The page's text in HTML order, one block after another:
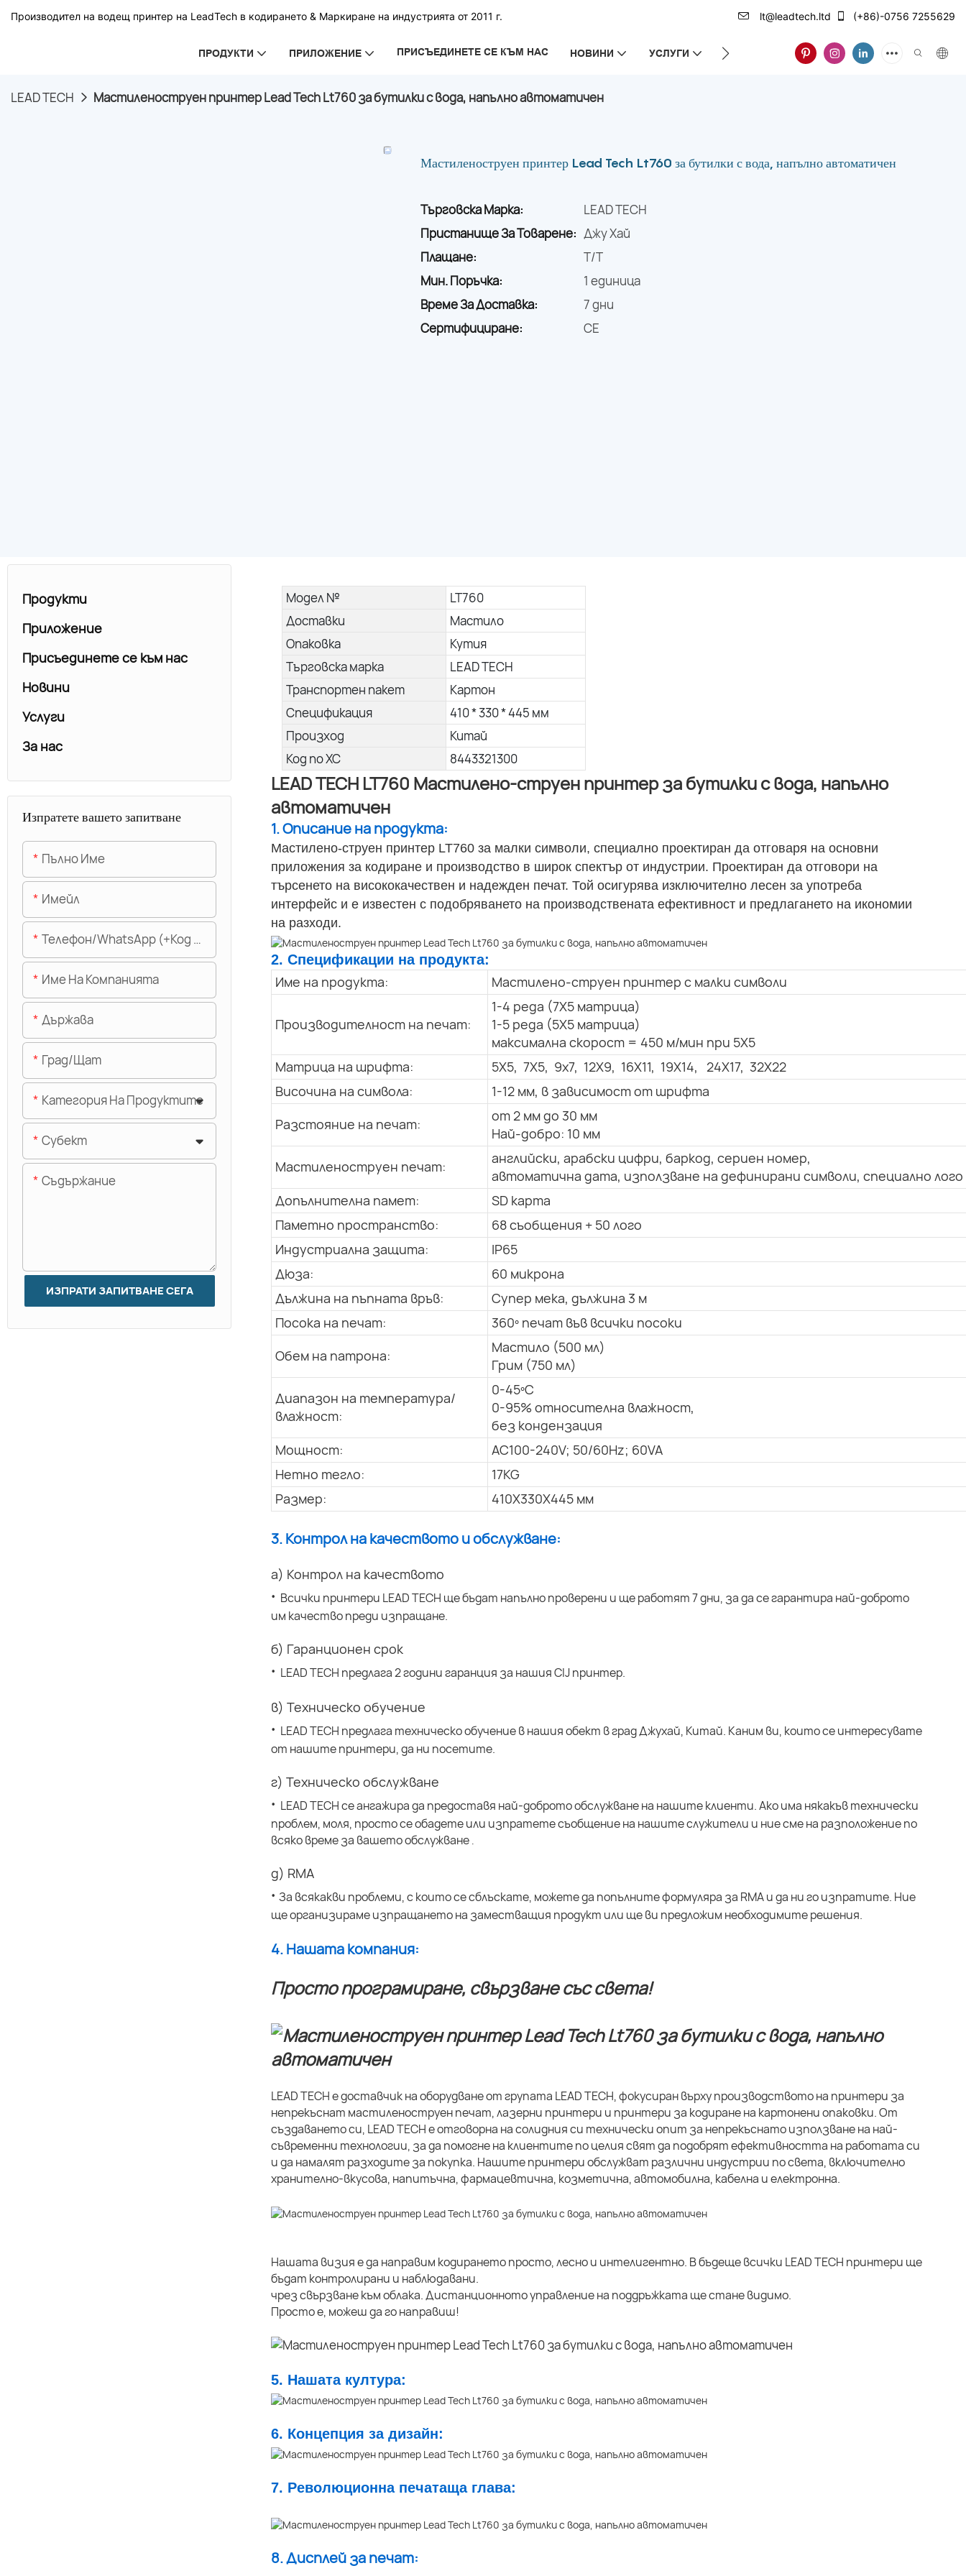
Производител на водещ принтер на LeadTech в кодирането & Маркиране на индустрията от 2011 г. lt@leadtech.ltd (+86)-0756 7255629
ПРОДУКТИ ПРИЛОЖЕНИЕ ПРИСЪЕДИНЕТЕ СЕ КЪМ НАС НОВИНИ УСЛУГИ ЗА НАС
LEAD TECH Мастиленоструен принтер Lead Tech Lt760 за бутилки с вода, напълно автоматичен
Мастиленоструен принтер Lead Tech Lt760 за бутилки с вода, напълно автоматичен
Търговска Марка:
LEAD TECH
Пристанище За Товарене: Джу Хай
Плащане:
T/T
Мин. Поръчка:
1 единица
Време За Доставка:
7 дни
Сертифициране:
CE
Модел №
LT760
Доставки
Мастило
Опаковка
Кутия
Търговска марка
LEAD TECH
Транспортен пакет
Картон
Спецификация
410 * 330 * 445 мм
Произход
Китай
Код по ХС
8443321300
LEAD TECH LT760 Мастилено-струен принтер за бутилки с вода, напълно
автоматичен
1. Описание на продукта:
Мастилено-струен принтер LT760 за малки символи, специално проектиран да отговаря на основни
приложения за кодиране и производство в широк спектър от индустрии. Проектиран да отговори на
търсенето на висококачествен и надежден печат. Той осигурява изключително лесен за употреба
интерфейс и е известен с подобряването на производствената ефективност и предлагането на икономии
на разходи.
2. Спецификации на продукта:
Име на продукта: Мастилено-струен принтер с малки символи
Производителност на печат:
1-4 реда (7X5 матрица)
1-5 реда (5X5 матрица)
максимална скорост = 450 м/мин при 5X5
Матрица на шрифта:
5X5, 7X5, 9x7, 12X9, 16X11, 19X14, 24X17, 32X22
Височина на символа:
1-12 мм, в зависимост от шрифта
Разстояние на печат:
от 2 мм до 30 мм
Най-добро: 10 мм
Мастиленоструен печат:
английски, арабски цифри, баркод, сериен номер,
автоматична дата, използване на дефинирани символи, специално лого
Допълнителна памет:
SD карта
Паметно пространство:
68 съобщения + 50 лого
Индустриална защита:
IP65
Дюза:
60 микрона
Дължина на пъпната връв:
Супер мека, дължина 3 м
Посока на печат:
360º печат във всички посоки
Обем на патрона:
Мастило (500 мл)
Грим (750 мл)
Диапазон на температура/
влажност:
0-45ºC
0-95% относителна влажност,
без кондензация
Мощност:
AC100-240V; 50/60Hz; 60VA
Нетно тегло:
17KG
Размер:
410X330X445 мм
3. Контрол на качеството и обслужване:
а) Контрол на качеството
· Всички принтери LEAD TECH ще бъдат напълно проверени и ще работят 7 дни, за да се гарантира най-доброто
им качество преди изпращане.
б) Гаранционен срок
· LEAD TECH предлага 2 години гаранция за нашия CIJ принтер.
в) Техническо обучение
· LEAD TECH предлага техническо обучение в нашия обект в град Джухай, Китай. Каним ви, които се интересувате
от нашите принтери, да ни посетите.
г) Техническо обслужване
· LEAD TECH се ангажира да предоставя най-доброто обслужване на нашите клиенти. Ако има някакъв технически
проблем, моля, просто се обадете или изпратете съобщение на нашите служители и ние сме на разположение по
всяко време за вашето обслужване
д) RMA
· За всякакви проблеми, с които се сблъскате, можете да попълните формуляра за RMA и да ни го изпратите. Ние
ще организираме изпращането на заместващия продукт или ще ви предложим необходимите решения.
4. Нашата компания:
Просто програмиране, свързване със света!
LEAD TECH е доставчик на оборудване от групата LEAD TECH, фокусиран върху производството на принтери за
непрекъснат мастиленоструен печат, лазерни принтери и принтери за кодиране на картонени опаковки. От
създаването си, LEAD TECH е отговорна на солидния си технически опит за непрекъснато използване на най-
съвременни технологии, за да помогне на клиентите по целия свят да подобрят ефективността на работата си
и да намалят разходите за покупка. Нашите принтери обслужват различни индустрии по света, включително
хранително-вкусова, напитъчна, фармацевтична, козметична, автомобилна, кабелна и електронна.
Нашата визия е да направим кодирането просто, лесно и интелигентно. В бъдеще всички LEAD TECH принтери ще
бъдат контролирани и наблюдавани.
чрез свързване към облака. Дистанционното управление на поддръжката ще стане видимо.
Просто е, можеш да го направиш!
5. Нашата култура:
6. Концепция за дизайн:
7. Революционна печатаща глава:
8. Дисплей за печат:
Продукти
Приложение
Присъединете се към нас
Новини
Услуги
За нас
Изпратете вашето запитване
Пълно Име
Имейл
Телефон/WhatsApp (+Код На Областта)
Име На Компанията
Държава
Град/щат
Категория На Продуктите
Субект
Съдържание
ИЗПРАТИ ЗАПИТВАНЕ СЕГА